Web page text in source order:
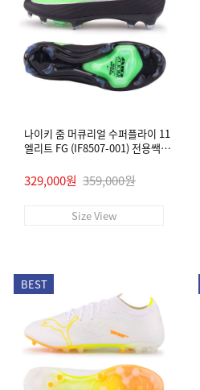
나이키 줌 머큐리얼 수퍼플라이 11
엘리트 FG (IF8507-001) 전용쌕/
329,000원 359,000원
Size View
BEST